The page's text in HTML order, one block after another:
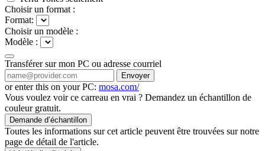
Choisir un format :
Format:
Choisir un modèle :
Modèle :
Transférer sur mon PC ou adresse courriel
Envoyer
or enter this on your PC: mosa.com/
Vous voulez voir ce carreau en vrai ? Demandez un échantillon de
couleur gratuit.
Demande d’échantillon
Toutes les informations sur cet article peuvent être trouvées sur notre
page de détail de l'article.